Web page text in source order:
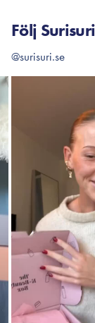
Följ Surisuri
@surisuri.se